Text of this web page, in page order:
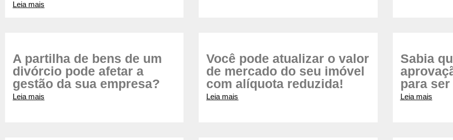
Leia mais
A partilha de bens de um
divórcio pode afetar a
gestão da sua empresa?
Leia mais
Você pode atualizar o valor
de mercado do seu imóvel
com alíquota reduzida!
Leia mais
Sabia
para
Leia mais